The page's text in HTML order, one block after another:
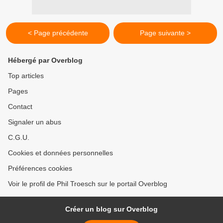
< Page précédente Page suivante >
Hébergé par Overblog
Top articles
Pages
Contact
Signaler un abus
C.G.U.
Cookies et données personnelles
Préférences cookies
Voir le profil de Phil Troesch sur le portail Overblog
Créer un blog sur Overblog